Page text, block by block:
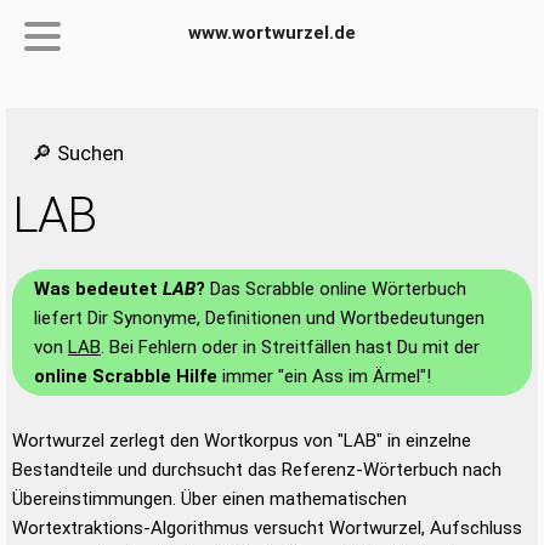
www.wortwurzel.de
🔎 Suchen
LAB
Was bedeutet LAB? Das Scrabble online Wörterbuch
liefert Dir Synonyme, Definitionen und Wortbedeutungen
von LAB. Bei Fehlern oder in Streitfällen hast Du mit der
online Scrabble Hilfe immer "ein Ass im Ärmel"!
Wortwurzel zerlegt den Wortkorpus von "LAB" in einzelne
Bestandteile und durchsucht das Referenz-Wörterbuch nach
Übereinstimmungen. Über einen mathematischen
Wortextraktions-Algorithmus versucht Wortwurzel, Aufschluss